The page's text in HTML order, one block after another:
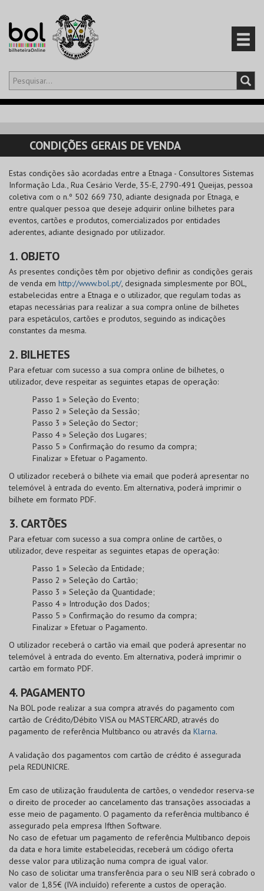
Olá,iniciar sessão
CARRINHO
EVENTOS
CARTÕES
PRODUTOS
CONDIÇÕES GERAIS DE VENDA
Estas condições são acordadas entre a Etnaga - Consultores Sistemas
Informação Lda., Rua Cesário Verde, 35-E, 2790-491 Queijas, pessoa
coletiva com o n.º 502 669 730, adiante designada por Etnaga, e
entre qualquer pessoa que deseje adquirir online bilhetes para
eventos, cartões e produtos, comercializados por entidades
aderentes, adiante designado por utilizador.
1. OBJETO
As presentes condições têm por objetivo definir as condições gerais
de venda em http://www.bol.pt/, designada simplesmente por BOL,
estabelecidas entre a Etnaga e o utilizador, que regulam todas as
etapas necessárias para realizar a sua compra online de bilhetes
para espetáculos, cartões e produtos, seguindo as indicações
constantes da mesma.
2. BILHETES
Para efetuar com sucesso a sua compra online de bilhetes, o
utilizador, deve respeitar as seguintes etapas de operação:
Passo 1 » Seleção do Evento;
Passo 2 » Seleção da Sessão;
Passo 3 » Seleção do Sector;
Passo 4 » Seleção dos Lugares;
Passo 5 » Confirmação do resumo da compra;
Finalizar » Efetuar o Pagamento.
O utilizador receberá o bilhete via email que poderá apresentar no
telemóvel à entrada do evento. Em alternativa, poderá imprimir o
bilhete em formato PDF.
3. CARTÕES
Para efetuar com sucesso a sua compra online de cartões, o
utilizador, deve respeitar as seguintes etapas de operação:
Passo 1 » Selecão da Entidade;
Passo 2 » Seleção do Cartão;
Passo 3 » Seleção da Quantidade;
Passo 4 » Introdução dos Dados;
Passo 5 » Confirmação do resumo da compra;
Finalizar » Efetuar o Pagamento.
O utilizador receberá o cartão via email que poderá apresentar no
telemóvel à entrada do evento. Em alternativa, poderá imprimir o
cartão em formato PDF.
4. PAGAMENTO
Na BOLpode realizar a sua compra através do pagamento com
cartão de Crédito/Débito VISAou MASTERCARD, através do
pagamento de referência Multibanco ou através da Klarna.
A validação dos pagamentos com cartão de crédito é assegurada
pela REDUNICRE.
Em caso de utilização fraudulenta de cartões, o vendedor reserva-se
o direito de proceder ao cancelamento das transações associadas a
esse meio de pagamento. O pagamento da referência multibanco é
assegurado pela empresa Ifthen Software.
No caso de efetuar um pagamento de referência Multibanco depois
da data e hora limite estabelecidas, receberá um código oferta
desse valor para utilização numa compra de igual valor.
No caso de solicitar uma transferência para o seu NIB será cobrado o
valor de 1,85€ (IVA incluído) referente a custos de operação.